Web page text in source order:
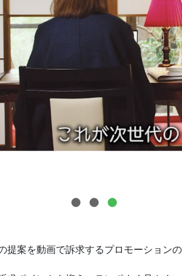
の「二つ星」宣言
提案を動画で訴求するプロモーション